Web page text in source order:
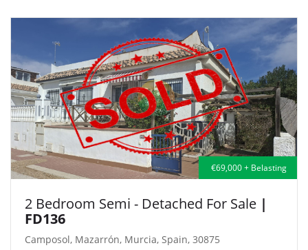
€69,000 + Belasting
2 Bedroom Semi - Detached For Sale |
FD136
Camposol, Mazarrón, Murcia, Spain, 30875